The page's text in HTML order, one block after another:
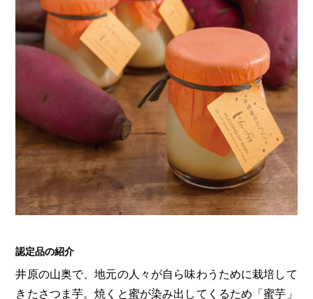
おのえきTIMES
雑貨シリーズ
恋するジャージー 瀬戸田レモン
蒜山ショコラ
蒜山ショコラクッキーズ
せとうちのおいしいシリーズ
生スフレ ふわり～ぬ
せとうちの果実 チューハイ
カテゴリー・タグ・キーワードから探す
第16回 Re： 第15回
持続と進化 第13回 せとうちの海を育む山々
第11回 せとうち
第10回 岡山・備後の果物 岡山・備後のうめぇもん
第8回 岡山市 第7回 美作市/西粟倉村/奈義町/勝央町
第6回 瀬戸内市/備前市/和気町/赤磐市 第5回 津山市/鏡野町/吉備中央町/久米南町/美咲町
第2回 真庭市/新庄村 第1回 新見市/高梁市/総社市/井原市/矢掛町
SAKU美SAKU楽
SETOUCHI TRAIN
La Malle de Bois
地酒列車
スローライフ列車
ふるさとおこしプロジェクトとは
活動内容
認定品の紹介
井原の山奥で、地元の人々が自ら味わうために栽培して
きたさつま芋。焼くと蜜が染み出してくるため「蜜芋」